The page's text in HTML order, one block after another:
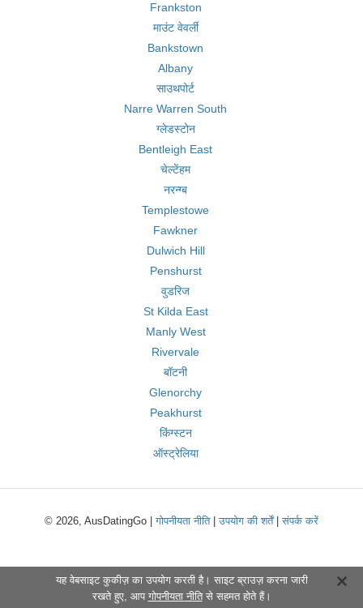
Frankston
माउंट वेवर्ली
Bankstown
Albany
साउथपोर्ट
Narre Warren South
ग्लेडस्टोन
Bentleigh East
चेल्टेंहम
नरन्ग्ब
Templestowe
Fawkner
Dulwich Hill
Penshurst
वुडरिज
St Kilda East
Manly West
Rivervale
बॉटनी
Glenorchy
Peakhurst
किंग्स्टन
ऑस्ट्रेलिया
© 2026, AusDatingGo |गोपनीयता नीति|उपयोग की शर्तें|संपर्क करें
यह वेबसाइट कुकीज़ का उपयोग करती है। साइट ब्राउज़ करना जारी
रखते हुए, आप गोपनीयता नीतिसे सहमत होते हैं।